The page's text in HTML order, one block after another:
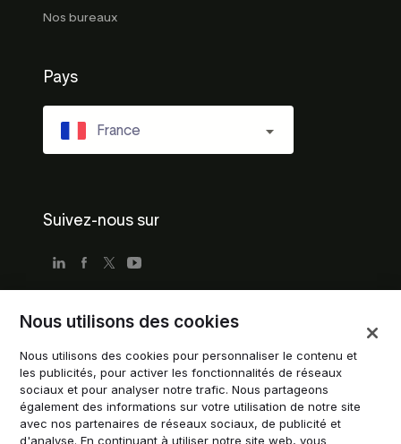
Nos bureaux
Pays
France
Suivez-nous sur
Politique de confidentialité
Conditions d'utilisation pour les entreprises
Directives de marque déposée
Nous utilisons des cookies
Nous utilisons des cookies pour personnaliser le contenu et
les publicités, pour activer les fonctionnalités de réseaux
sociaux et pour analyser notre trafic. Nous partageons
également des informations sur votre utilisation de notre site
avec nos partenaires de réseaux sociaux, de publicité et
d'analyse. En continuant à utiliser notre site web, vous